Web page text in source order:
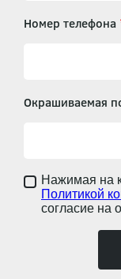
Номер телефона
Окрашиваемая
Нажимая на
Политикой
согласие на